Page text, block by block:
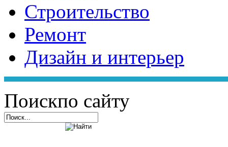
Строительство
Ремонт
Дизайн и интерьер
Поискпо сайту